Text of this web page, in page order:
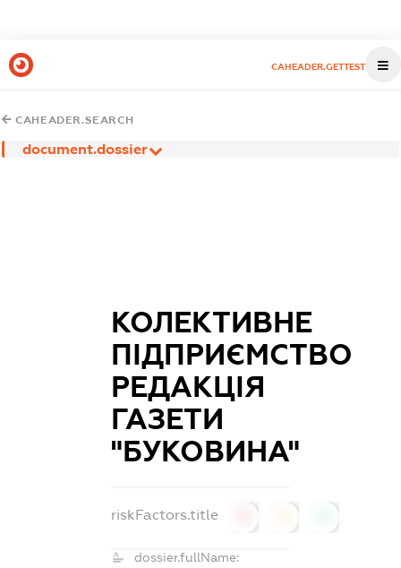
CAHEADER.GETTEST
CAHEADER.SEARCH
document.dossier
КОЛЕКТИВНЕ
ПІДПРИЄМСТВО
РЕДАКЦІЯ
ГАЗЕТИ
"БУКОВИНА"
riskFactors.title
dossier.fullName: